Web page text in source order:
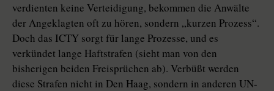
verdienten keine Verteidigung, bekommen die Anwälte
der Angeklagten oft zu hören, sondern „kurzen Prozess“.
Doch das ICTY sorgt für lange Prozesse, und es
verkündet lange Haftstrafen (sieht man von den
bisherigen beiden Freisprüchen ab). Verbüßt werden
diese Strafen nicht in Den Haag, sondern in anderen UN-